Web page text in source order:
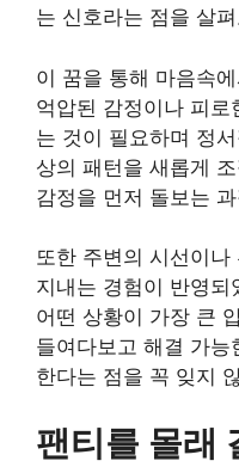
는 신호라는 점을 살
이 꿈을 통해 마음속
억압된 감정이나 피
는 것이 필요하며 정
상의 패턴을 새롭게
감정을 먼저 돌보는
또한 주변의 시선이
지내는 경험이 반영
어떤 상황이 가장 큰
들여다보고 해결 가
한다는 점을 꼭 잊지
팬티를 몰래